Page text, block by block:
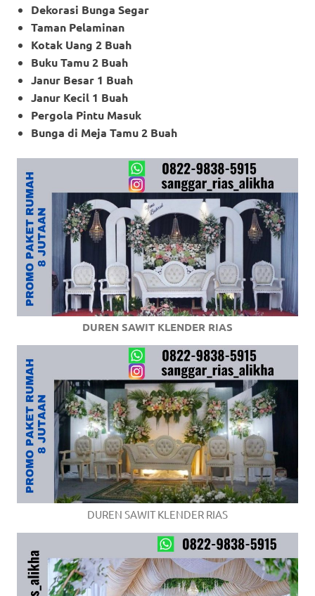
Dekorasi Bunga Segar
Taman Pelaminan
Kotak Uang 2 Buah
Buku Tamu 2 Buah
Janur Besar 1 Buah
Janur Kecil 1 Buah
Pergola Pintu Masuk
Bunga di Meja Tamu 2 Buah
DUREN SAWIT KLENDER RIAS
DUREN SAWIT KLENDER RIAS